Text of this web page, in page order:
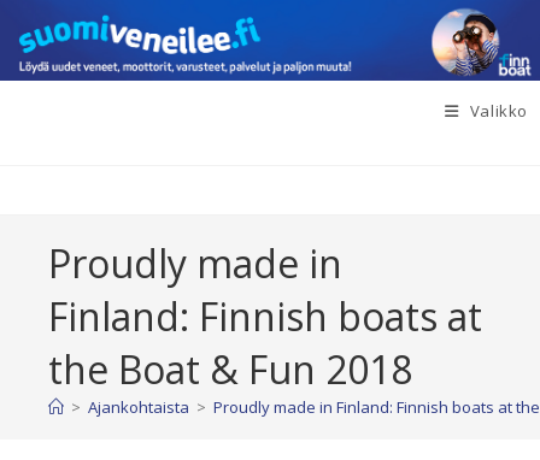
suoraan
sisältöön
Valikko
Proudly made in
Finland: Finnish boats at
the Boat & Fun 2018
> Ajankohtaista > Proudly made in Finland: Finnish boats at